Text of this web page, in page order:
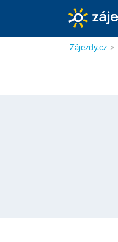
Zájezdy.cz